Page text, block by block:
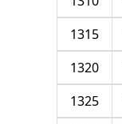
1315
1320
1325